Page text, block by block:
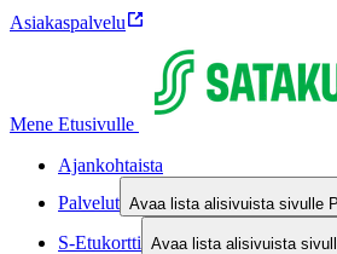
Asiakaspalvelu
Mene Etusivulle
Ajankohtaista
Palvelut Avaa lista alisivuista sivulle
S-Etukortti Avaa lista alisivuista